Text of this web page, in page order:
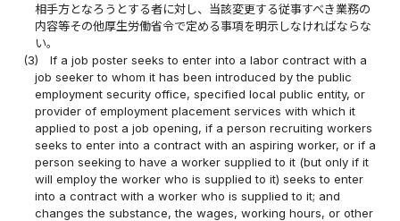
相手方となろうとする者に対し、当該変更する従事すべき業務の
内容等その他厚生労働省令で定める事項を明示しなければならな
い。
(3)
If a job poster seeks to enter into a labor contract with a
job seeker to whom it has been introduced by the public
employment security office, specified local public entity, or
provider of employment placement services with which it
applied to post a job opening, if a person recruiting workers
seeks to enter into a contract with an aspiring worker, or if a
person seeking to have a worker supplied to it (but only if it
will employ the worker who is supplied to it) seeks to enter
into a contract with a worker who is supplied to it; and
changes the substance, the wages, working hours, or other